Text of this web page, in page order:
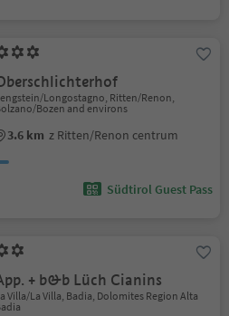
Longostagno, Ritten/Renon,
Bozen and environs
3.6 km z Ritten/Renon centrum
Südtirol Guest Pass
+ b&b Lüch Cianins
Villa/La Villa, Badia, Dolomites Region Alta